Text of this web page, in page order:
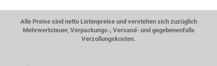
Alle Preise sind netto Listenpreise und verstehen sich zuzüglich
Mehrwertsteuer, Verpackungs-, Versand- und gegebenenfalls
Verzollungskosten.